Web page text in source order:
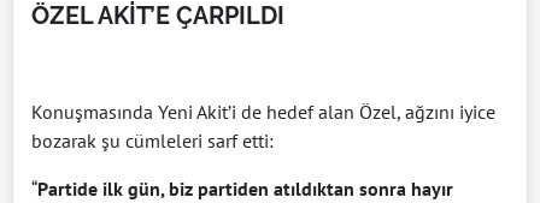
ÖZEL AKİT’E ÇARPILDI
Konuşmasında Yeni Akit’i de hedef alan Özel, ağzını iyice
bozarak şu cümleleri sarf etti:
“Partide ilk gün, biz partiden atıldıktan sonra hayır